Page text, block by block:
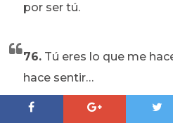
por ser tú.
76. Tú eres lo que me
hace sentir…